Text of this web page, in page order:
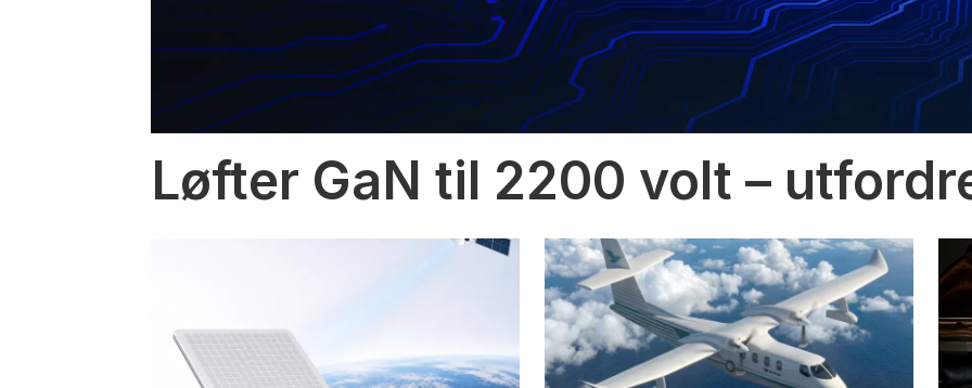
Løfter GaN til 2200 volt –